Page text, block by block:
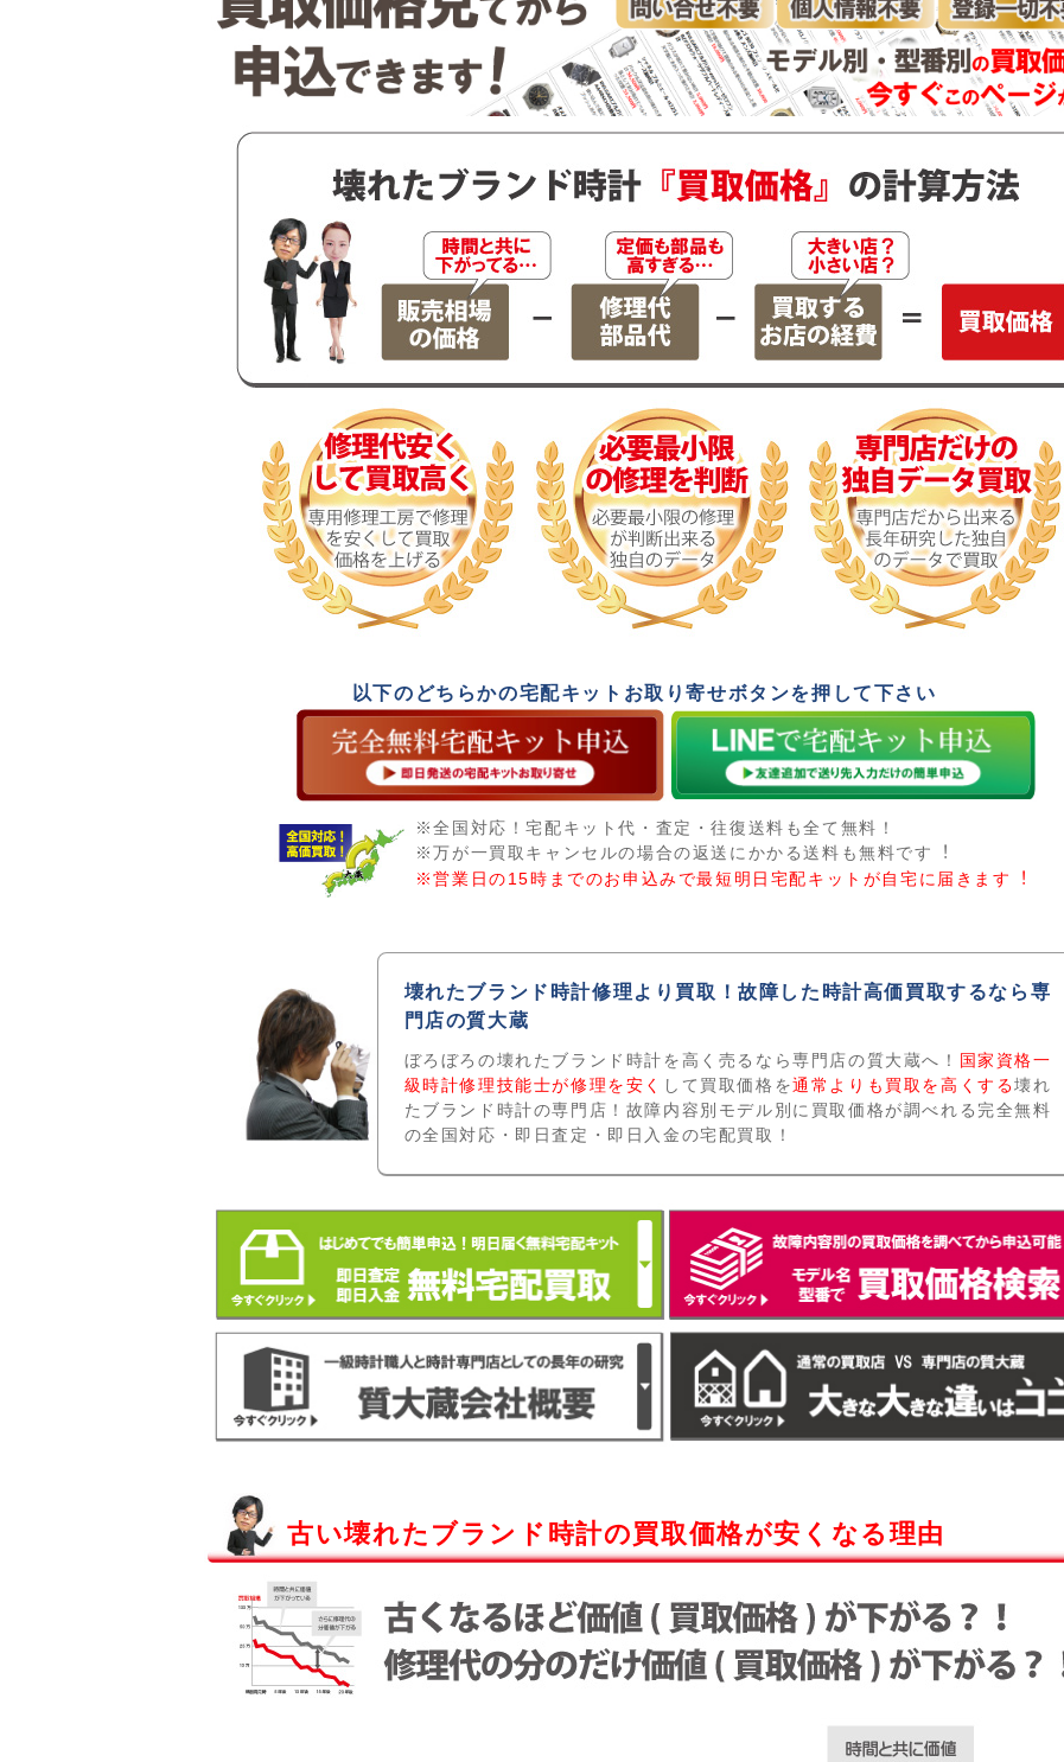
以下のどちらかの宅配キットお取り寄せボタンを押して下さい
※全国対応！宅配キット代・査定・往復送料も全て無料！
※万が一買取キャンセルの場合の返送にかかる送料も無料です︕
※営業日の15時までのお申込みで最短明日宅配キットが自宅に届きます︕
壊れたブランド時計修理より買取！故障した時計高価買取するなら専
門店の質大蔵
ぼろぼろの壊れたブランド時計を高く売るなら専門店の質大蔵へ！ 国家資格一
級時計修理技能士が修理を安く
して買取価格を通常よりも買取を高くする壊れ
たブランド時計の専門店！故障内容別モデル別に買取価格が調べれる完全無料
の全国対応・即日査定・即日入金の宅配買取！
古い壊れたブランド時計の買取価格が安くなる理由